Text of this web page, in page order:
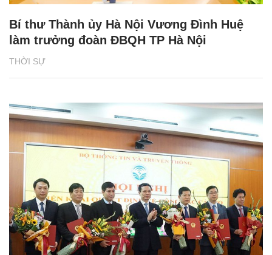
THỜI SỰ
Bí thư Thành ủy Hà Nội Vương Đình Huệ
làm trưởng đoàn ĐBQH TP Hà Nội